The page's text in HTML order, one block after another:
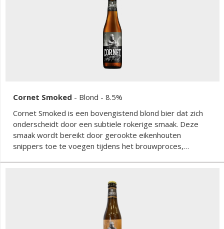
Cornet Smoked - Blond - 8.5%
Cornet Smoked is een bovengistend blond bier dat zich
onderscheidt door een subtiele rokerige smaak. Deze
smaak wordt bereikt door gerookte eikenhouten
snippers toe te voegen tijdens het brouwproces,